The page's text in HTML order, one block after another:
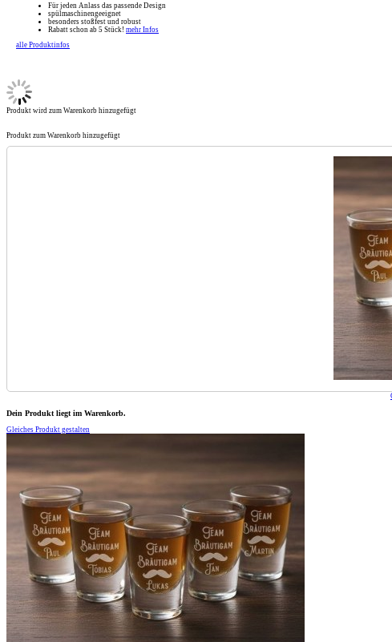
Für jeden Anlass das passende Design
spülmaschinengeeignet
besonders stoßfest und robust
Rabatt schon ab 5 Stück! mehr Infos
alle Produktinfos
Produkt wird zum Warenkorb hinzugefügt
Produkt zum Warenkorb hinzugefügt
Dein Produkt liegt im Warenkorb.
Gleiches Produkt gestalten